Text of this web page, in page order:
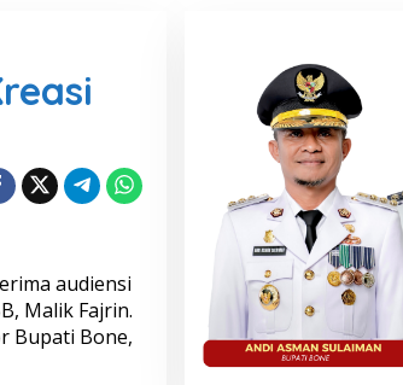
audiensi
Malik Fajrin.
Bupati Bone,